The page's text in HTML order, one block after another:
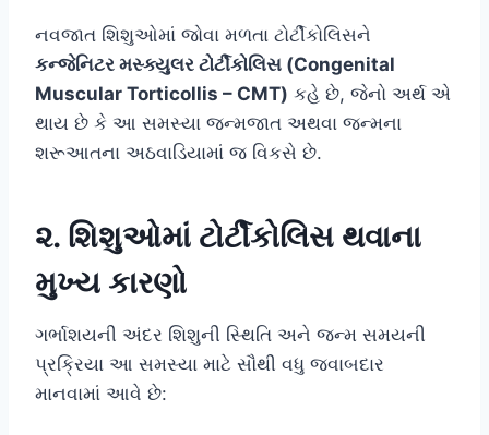
નવજાત શિશુઓમાં જોવા મળતા ટોર્ટીકોલિસને
કન્જેનિટર મસ્ક્યુલર ટોર્ટીકોલિસ (Congenital
Muscular Torticollis – CMT) કહે છે, જેનો અર્થ એ
થાય છે કે આ સમસ્યા જન્મજાત અથવા જન્મના
શરૂઆતના અઠવાડિયામાં જ વિકસે છે.
૨. શિશુઓમાં ટોર્ટીકોલિસ થવાના
મુખ્ય કારણો
ગર્ભાશયની અંદર શિશુની સ્થિતિ અને જન્મ સમયની
પ્રક્રિયા આ સમસ્યા માટે સૌથી વધુ જવાબદાર
માનવામાં આવે છે: